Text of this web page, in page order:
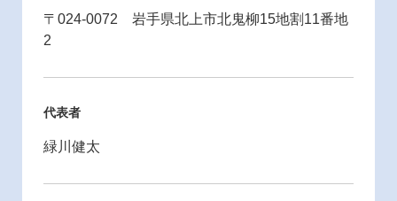
〒024-0072 岩手県北上市北鬼柳15地割11番地
2
代表者
緑川健太